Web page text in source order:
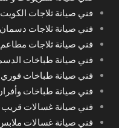
فني صيانة ثلاجات
فني صيانة ثلاجات
فني صيانة ثلاجات
فني صيانة طباخات
فني صيانة طباخات فوري
فني صيانة طباخات
فني صيانة غسالات
فني صيانة غسالات